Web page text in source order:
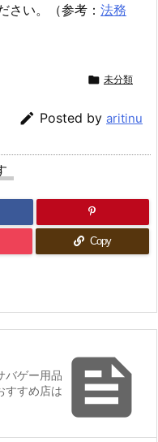
さい。（参考： 法務
 未分類
 Posted by aritinu
Copy

バゲー用品
すすめ店は